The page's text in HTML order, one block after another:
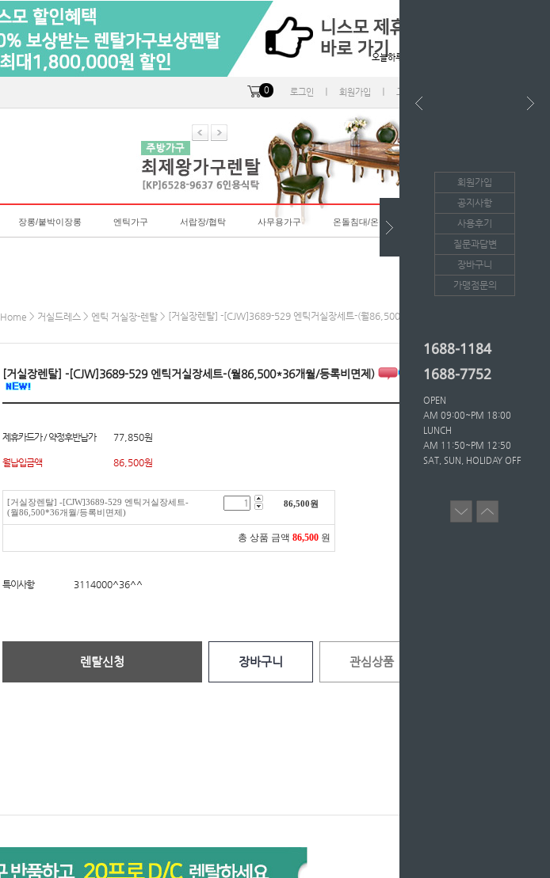
오늘하루 열지않음
0 로그인 회원가입 고객센터
장롱/붙박이장롱 엔틱가구 서랍장/협탁 사무용가구 온돌침대/온돌소파
Home > 거실드레스 > 엔틱 거실장-렌탈 > [거실장렌탈] -[CJW]3689-529 엔틱거실장세트-(월86,500*36개월/등록비면제)
[거실장렌탈] -[CJW]3689-529 엔틱거실장세트-(월86,500*36개월/등록비면제)
제휴카드가 / 약정후반납가 77,850원
월납입금액 86,500원
[거실장렌탈] -[CJW]3689-529 엔틱거실장세트-
(월86,500*36개월/등록비면제)
86,500원
총 상품 금액 86,500 원
특이사항 3114000^36^^
렌탈신청 장바구니 관심상품
회원가입
공지사항
사용후기
질문과답변
장바구니
가맹점문의
1688-1184
1688-7752
OPEN
AM 09:00~PM 18:00
LUNCH
AM 11:50~PM 12:50
SAT, SUN, HOLIDAY OFF